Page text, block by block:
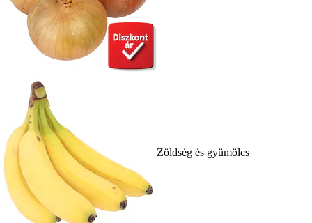
Zöldség és gyümölcs